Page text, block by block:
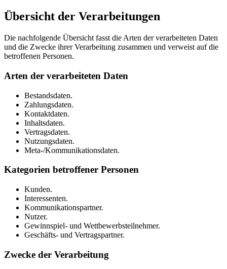
Übersicht der Verarbeitungen
Die nachfolgende Übersicht fasst die Arten der verarbeiteten Daten
und die Zwecke ihrer Verarbeitung zusammen und verweist auf die
betroffenen Personen.
Arten der verarbeiteten Daten
Bestandsdaten.
Zahlungsdaten.
Kontaktdaten.
Inhaltsdaten.
Vertragsdaten.
Nutzungsdaten.
Meta-/Kommunikationsdaten.
Kategorien betroffener Personen
Kunden.
Interessenten.
Kommunikationspartner.
Nutzer.
Gewinnspiel- und Wettbewerbsteilnehmer.
Geschäfts- und Vertragspartner.
Zwecke der Verarbeitung